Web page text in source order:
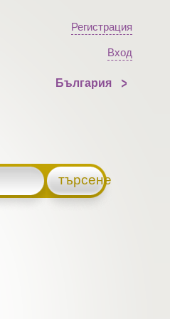
Регистрация
Вход
България
търсене